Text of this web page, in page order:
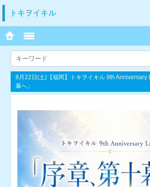
トキヲイキル
8月22日(土)【福岡】トキヲイキル 9th Anniversary
幕へ」